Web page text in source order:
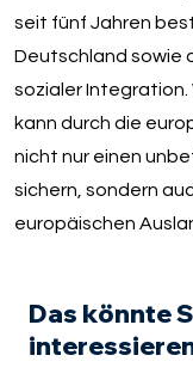
seit fünf Jahren
Deutschland sowie
sozialer Integration.
kann durch die
nicht nur einen
sichern, sondern
europäischen
Das könnte